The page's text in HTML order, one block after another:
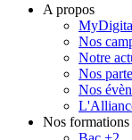
A propos
Nos
Notre
Nos
Nos
Nos formations